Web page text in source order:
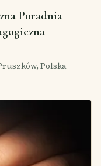
Poradnia
Polska